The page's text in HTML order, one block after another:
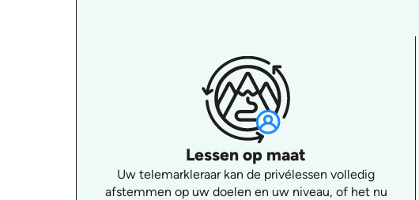
Lessen op maat
Uw telemarkleraar kan de privélessen volledig
afstemmen op uw doelen en uw niveau, of het nu